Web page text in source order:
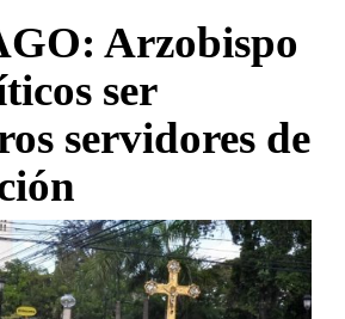
Arzobispo
ser
servidores de